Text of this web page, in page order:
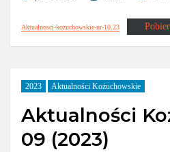
Aktualnosci-kozuchowskie-nr-10.23
2023 Aktualności Kożuchowskie
Aktualności
09 (2023)